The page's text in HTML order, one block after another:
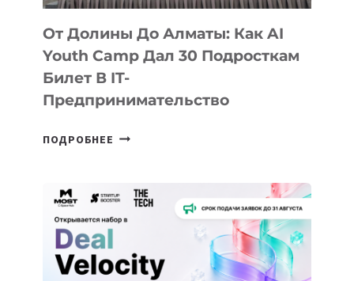
От Долины До Алматы: Как AI
Youth Camp Дал 30 Подросткам
Билет В IT-
Предпринимательство
ПОДРОБНЕЕ ОТ
АЛМАТЫ:
КАК
AI
YOUTH
CAMP